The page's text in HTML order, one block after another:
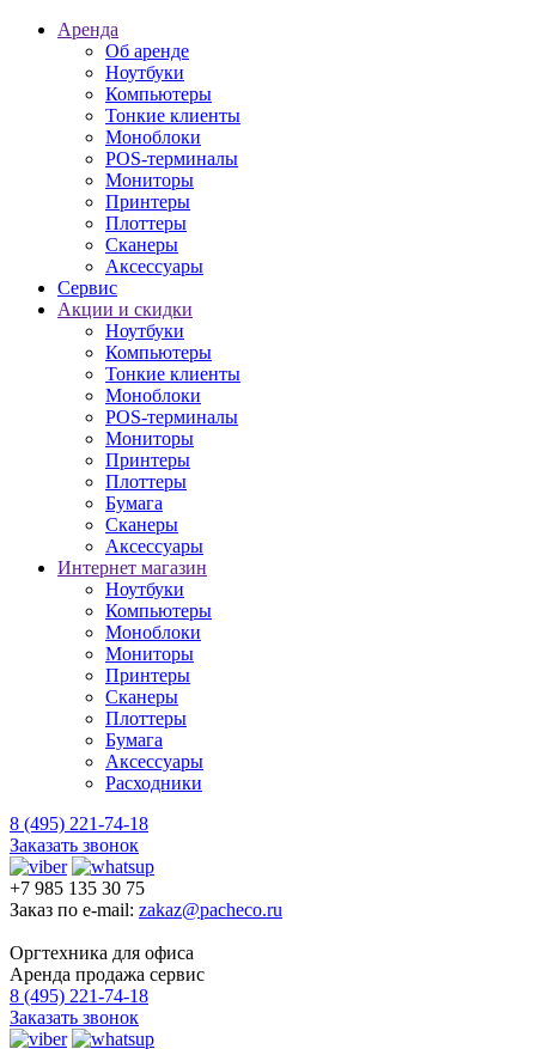
Аренда
Об аренде
Ноутбуки
Компьютеры
Тонкие клиенты
Моноблоки
POS-терминалы
Мониторы
Принтеры
Плоттеры
Сканеры
Аксессуары
Сервис
Акции и скидки
Ноутбуки
Компьютеры
Тонкие клиенты
Моноблоки
POS-терминалы
Мониторы
Принтеры
Плоттеры
Бумага
Сканеры
Аксессуары
Интернет магазин
Ноутбуки
Компьютеры
Моноблоки
Мониторы
Принтеры
Сканеры
Плоттеры
Бумага
Аксессуары
Расходники
8 (495) 221-74-18
Заказать звонок
+7 985 135 30 75
Заказ по e-mail: zakaz@pacheco.ru
Оргтехника для офиса
Аренда продажа сервис
8 (495) 221-74-18
Заказать звонок